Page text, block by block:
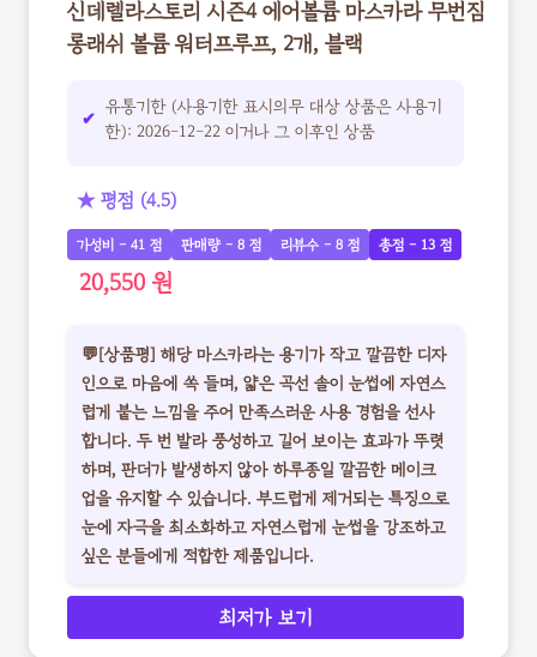
신데렐라스토리 시즌4 에어볼륨 마스카라 무번짐
롱래쉬 볼륨 워터프루프, 2개, 블랙
유통기한 (사용기한 표시의무 대상 상품은 사용기
한): 2026-12-22 이거나 그 이후인 상품
★ 평점 (4.5)
가성비 - 41 점 판매량 - 8 점 리뷰수 - 8 점 총점 - 13 점
20,550 원
💬[상품평] 해당 마스카라는 용기가 작고 깔끔한 디자
인으로 마음에 쏙 들며, 얇은 곡선 솔이 눈썹에 자연스
럽게 붙는 느낌을 주어 만족스러운 사용 경험을 선사
합니다. 두 번 발라 풍성하고 길어 보이는 효과가 뚜렷
하며, 판더가 발생하지 않아 하루종일 깔끔한 메이크
업을 유지할 수 있습니다. 부드럽게 제거되는 특징으로
눈에 자극을 최소화하고 자연스럽게 눈썹을 강조하고
싶은 분들에게 적합한 제품입니다.
최저가 보기